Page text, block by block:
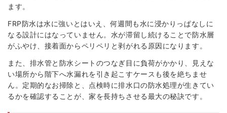
ます。
FRP防水は水に強いとはいえ、何週間も水に浸かりっぱなしに
なる設計にはなっていません。水が滞留し続けることで防水層
がふやけ、接着面からペリペリと剥がれる原因になります。
また、排水管と防水シートのつなぎ目に負荷がかかり、見えな
い場所から階下へ水漏れを引き起こすケースも後を絶ちませ
ん。定期的なお掃除と、点検時に排水口の防水処理が生きてい
るかを確認することが、家を長持ちさせる最大の秘訣です。